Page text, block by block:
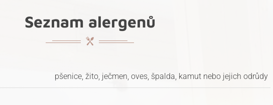
Seznam alergenů
pšenice, žito, ječmen, oves, špalda, kamut nebo jejich odrůdy